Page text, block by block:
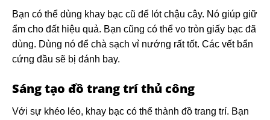
Bạn có thể dùng khay bạc cũ để lót chậu cây. Nó giúp giữ
ẩm cho đất hiệu quả. Bạn cũng có thể vo tròn giấy bạc đã
dùng. Dùng nó để chà sạch vỉ nướng rất tốt. Các vết bẩn
cứng đầu sẽ bị đánh bay.
Sáng tạo đồ trang trí thủ công
Với sự khéo léo, khay bạc có thể thành đồ trang trí. Bạn